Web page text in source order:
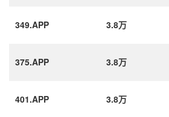
349.APP 3.8万
375.APP 3.8万
401.APP 3.8万